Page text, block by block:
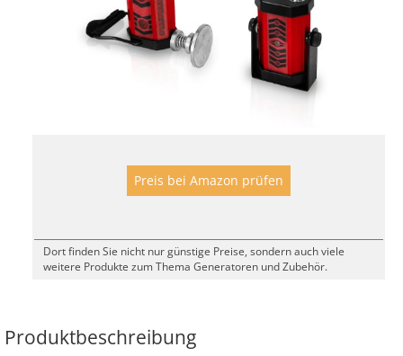
Preis bei Amazon prüfen
Dort finden Sie nicht nur günstige Preise, sondern auch viele
weitere Produkte zum Thema Generatoren und Zubehör.
Produktbeschreibung